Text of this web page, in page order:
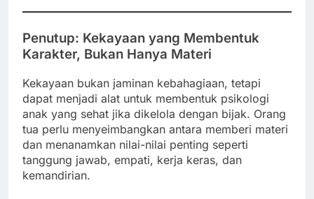
Penutup: Kekayaan yang Membentuk
Karakter, Bukan Hanya Materi
Kekayaan bukan jaminan kebahagiaan, tetapi
dapat menjadi alat untuk membentuk psikologi
anak yang sehat jika dikelola dengan bijak. Orang
tua perlu menyeimbangkan antara memberi materi
dan menanamkan nilai-nilai penting seperti
tanggung jawab, empati, kerja keras, dan
kemandirian.